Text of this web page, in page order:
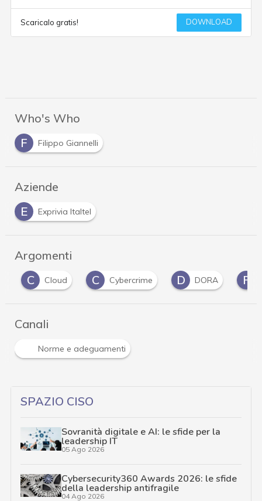
Scaricalo gratis! DOWNLOAD
Who's Who
F
Filippo Giannelli
Aziende
E
Exprivia Italtel
Argomenti
C
Cloud C Cybercrime D DORA F
Canali
Norme e adeguamenti
SPAZIO CISO
Sovranità digitale e AI: le sfide per la
leadership IT
05 Ago 2026
Cybersecurity360 Awards 2026: le sfide
della leadership antifragile
04 Ago 2026